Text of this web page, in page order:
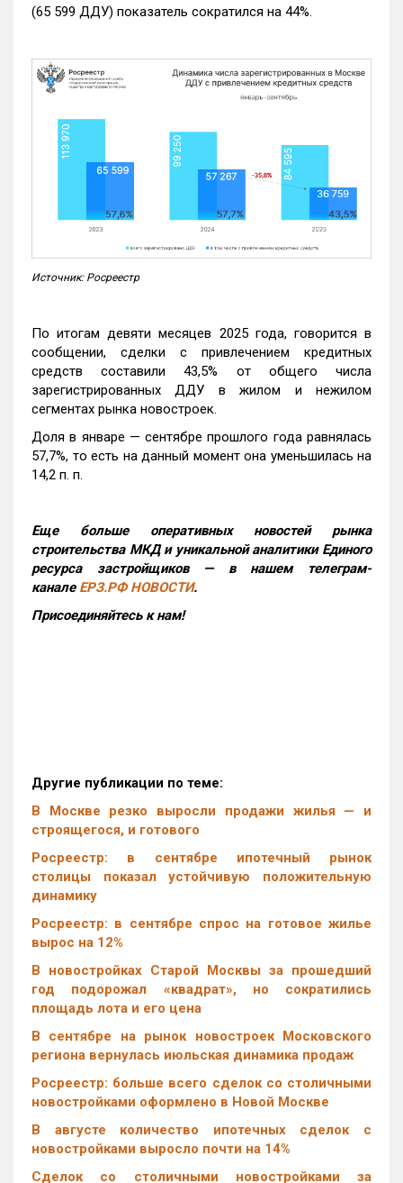
(65 599 ДДУ) показатель сократился на 44%.
Источник: Росреестр
По итогам девяти месяцев 2025 года, говорится в
сообщении, сделки с привлечением кредитных
средств составили 43,5% от общего числа
зарегистрированных ДДУ в жилом и нежилом
сегментах рынка новостроек.
Доля в январе — сентябре прошлого года равнялась
57,7%, то есть на данный момент она уменьшилась на
14,2 п. п.
Еще больше оперативных новостей рынка
строительства МКД и уникальной аналитики Единого
ресурса застройщиков — в нашем телеграм-
канале ЕРЗ.РФ НОВОСТИ.
Присоединяйтесь к нам!
Другие публикации по теме:
В Москве резко выросли продажи жилья — и
строящегося, и готового
Росреестр: в сентябре ипотечный рынок
столицы показал устойчивую положительную
динамику
Росреестр: в сентябре спрос на готовое жилье
вырос на 12%
В новостройках Старой Москвы за прошедший
год подорожал «квадрат», но сократились
площадь лота и его цена
В сентябре на рынок новостроек Московского
региона вернулась июльская динамика продаж
Росреестр: больше всего сделок со столичными
новостройками оформлено в Новой Москве
В августе количество ипотечных сделок с
новостройками выросло почти на 14%
Cделок со столичными новостройками за